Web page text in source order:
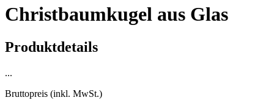
Christbaumkugel aus Glas
Produktdetails
...
Bruttopreis (inkl. MwSt.)